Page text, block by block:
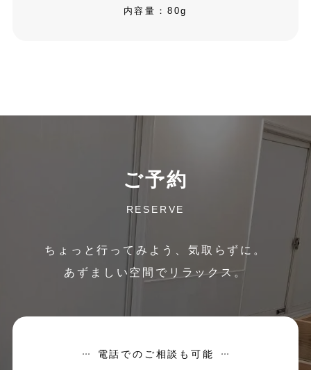
内容量：80g
ご予約
RESERVE
ちょっと行ってみよう、気取らずに。
あずましい空間でリラックス。
電話でのご相談も可能